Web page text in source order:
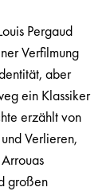
Pergaud
Verfilmung
aber
ein Klassiker
erzählt von
Verlieren,
großen